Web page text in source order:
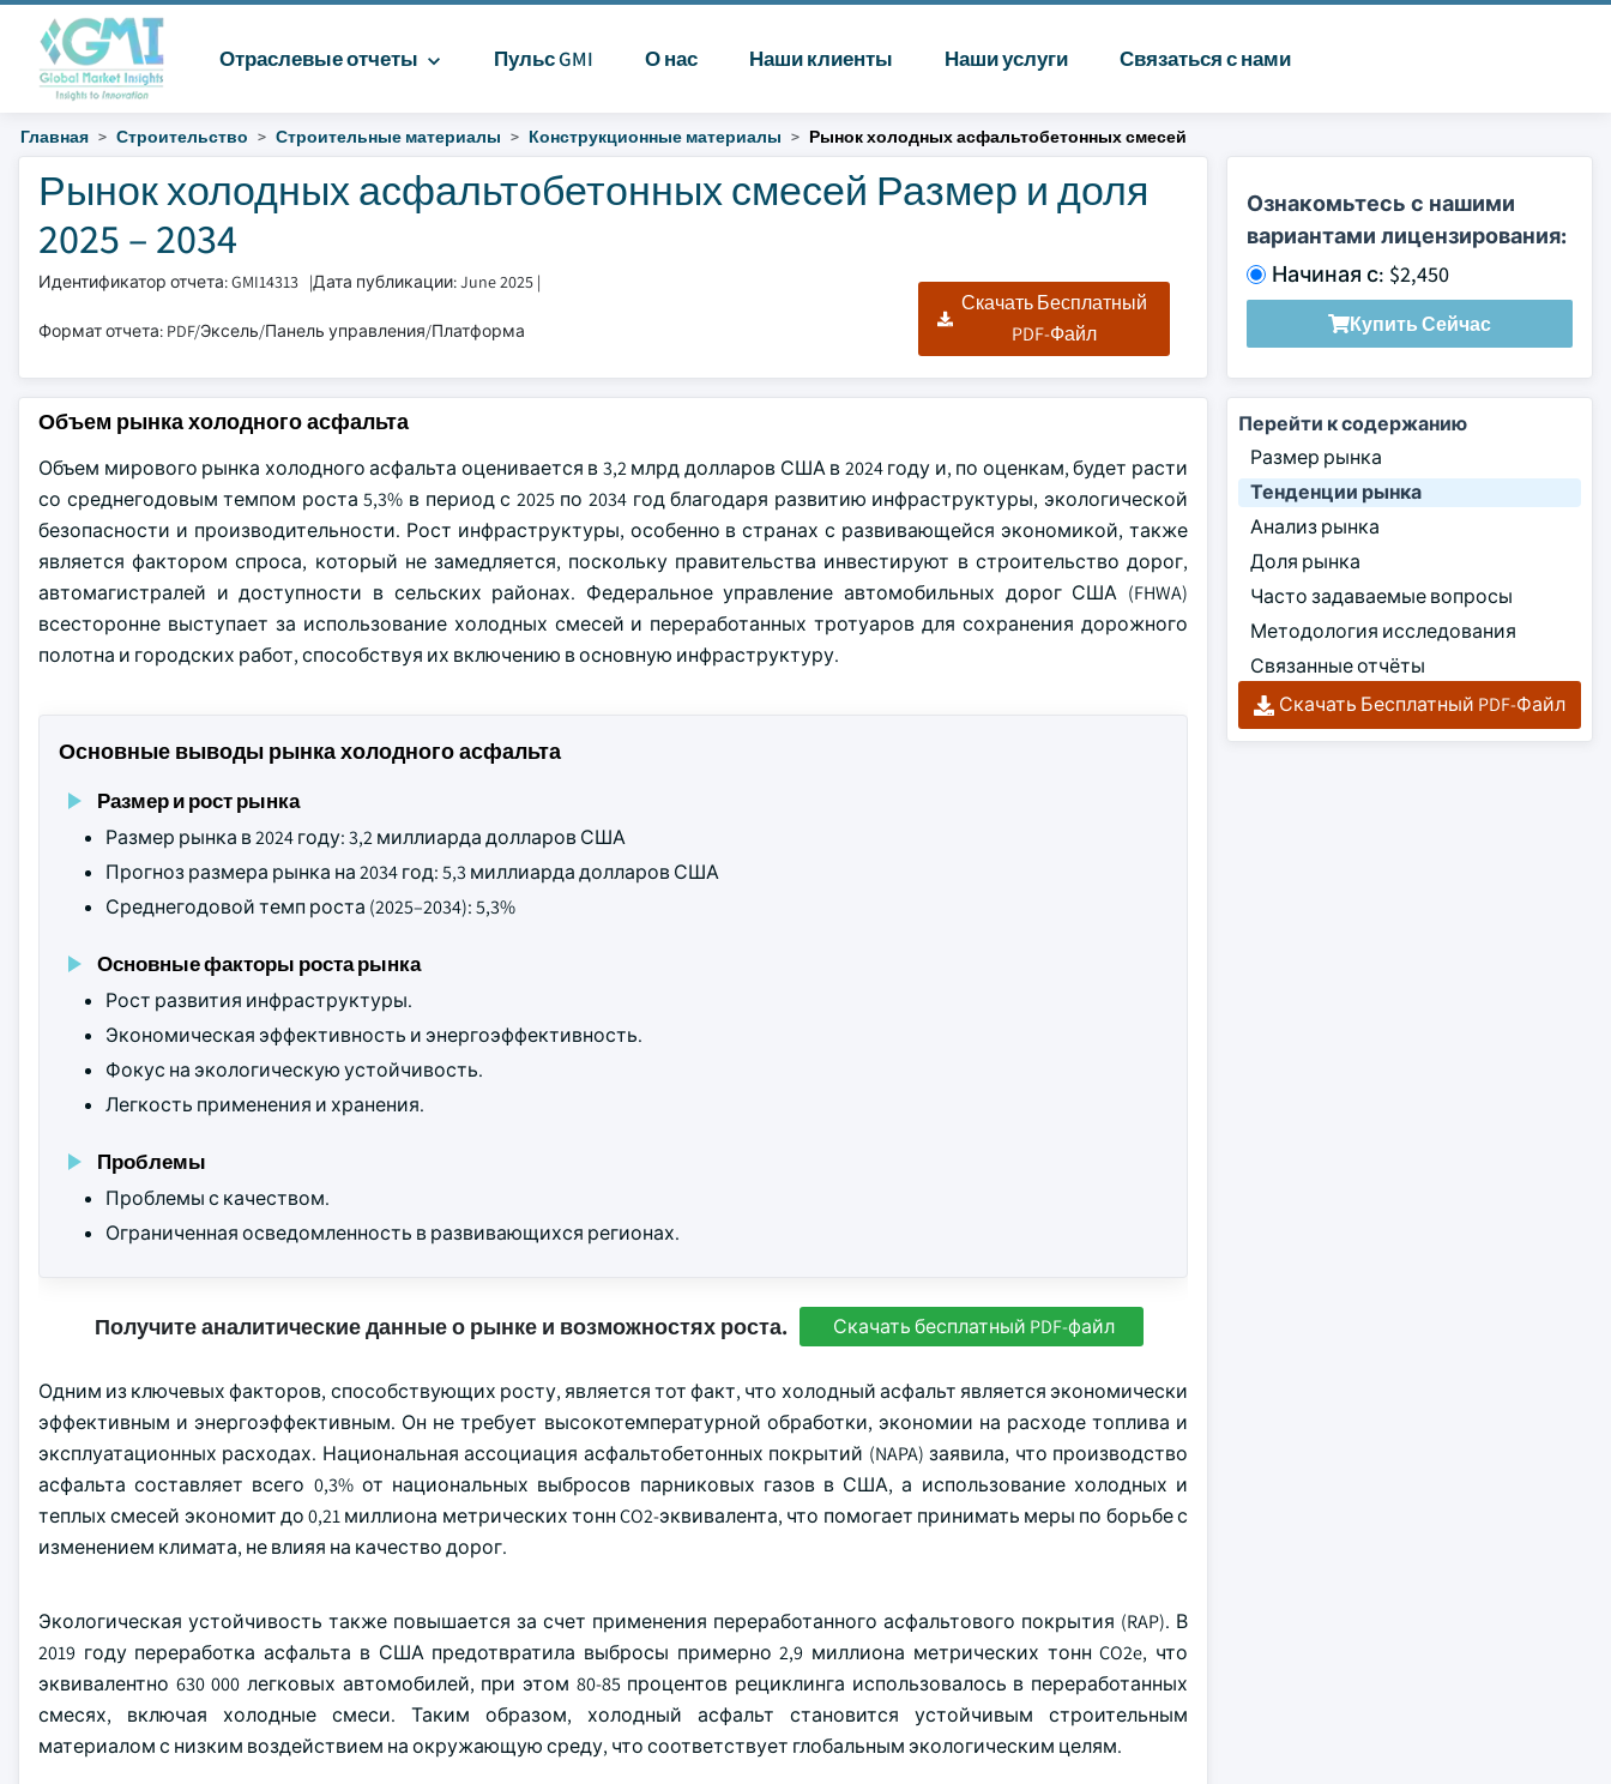
Отраслевые отчеты Пульс GMI О нас Наши клиенты Наши услуги Связаться с нами
Главная Строительство Строительные материалы Конструкционные материалы Рынок холодных асфальтобетонных смесей
Рынок холодных асфальтобетонных смесей Размер и доля
2025 – 2034
Идентификатор отчета: GMI14313 |Дата публикации: June 2025 |
Формат отчета: PDF/Эксель/Панель управления/Платформа
Скачать Бесплатный
PDF-Файл
Ознакомьтесь с нашими
вариантами лицензирования:
Начиная с: $2,450
Купить Сейчас
Объем рынка холодного асфальта
Объем мирового рынка холодного асфальта оценивается в 3,2 млрд долларов США в 2024 году и, по оценкам, будет расти
со среднегодовым темпом роста 5,3% в период с 2025 по 2034 год благодаря развитию инфраструктуры, экологической
безопасности и производительности. Рост инфраструктуры, особенно в странах с развивающейся экономикой, также
является фактором спроса, который не замедляется, поскольку правительства инвестируют в строительство дорог,
автомагистралей и доступности в сельских районах. Федеральное управление автомобильных дорог США (FHWA)
всесторонне выступает за использование холодных смесей и переработанных тротуаров для сохранения дорожного
полотна и городских работ, способствуя их включению в основную инфраструктуру.
Основные выводы рынка холодного асфальта
Размер и рост рынка
Размер рынка в 2024 году: 3,2 миллиарда долларов США
Прогноз размера рынка на 2034 год: 5,3 миллиарда долларов США
Среднегодовой темп роста (2025–2034): 5,3%
Основные факторы роста рынка
Рост развития инфраструктуры.
Экономическая эффективность и энергоэффективность.
Фокус на экологическую устойчивость.
Легкость применения и хранения.
Проблемы
Проблемы с качеством.
Ограниченная осведомленность в развивающихся регионах.
Получите аналитические данные о рынке и возможностях роста. Скачать бесплатный PDF-файл
Одним из ключевых факторов, способствующих росту, является тот факт, что холодный асфальт является экономически
эффективным и энергоэффективным. Он не требует высокотемпературной обработки, экономии на расходе топлива и
эксплуатационных расходах. Национальная ассоциация асфальтобетонных покрытий (NAPA) заявила, что производство
асфальта составляет всего 0,3% от национальных выбросов парниковых газов в США, а использование холодных и
теплых смесей экономит до 0,21 миллиона метрических тонн CO2-эквивалента, что помогает принимать меры по борьбе с
изменением климата, не влияя на качество дорог.
Экологическая устойчивость также повышается за счет применения переработанного асфальтового покрытия (RAP). В
2019 году переработка асфальта в США предотвратила выбросы примерно 2,9 миллиона метрических тонн CO2e, что
эквивалентно 630 000 легковых автомобилей, при этом 80-85 процентов рециклинга использовалось в переработанных
смесях, включая холодные смеси. Таким образом, холодный асфальт становится устойчивым строительным
материалом с низким воздействием на окружающую среду, что соответствует глобальным экологическим целям.
Перейти к содержанию
Размер рынка
Тенденции рынка
Анализ рынка
Доля рынка
Часто задаваемые вопросы
Методология исследования
Связанные отчёты
Скачать Бесплатный PDF-Файл